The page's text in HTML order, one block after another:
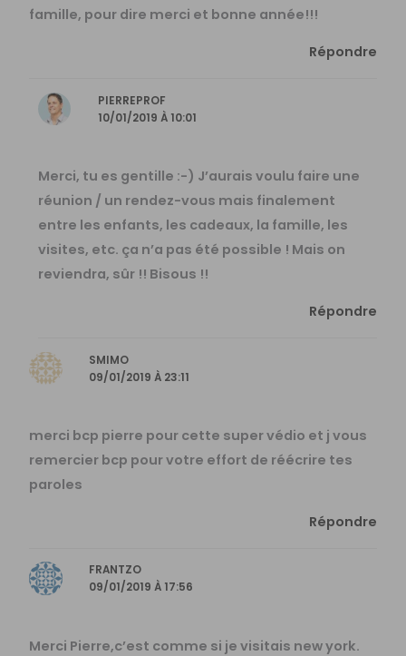
famille, pour dire merci et bonne année!!!
Répondre
PIERREPROF
10/01/2019 À 10:01
Merci, tu es gentille :-) J’aurais voulu faire une
réunion / un rendez-vous mais finalement
entre les enfants, les cadeaux, la famille, les
visites, etc. ça n’a pas été possible ! Mais on
reviendra, sûr !! Bisous !!
Répondre
SMIMO
09/01/2019 À 23:11
merci bcp pierre pour cette super védio et j vous
remercier bcp pour votre effort de réécrire tes
paroles
Répondre
FRANTZO
09/01/2019 À 17:56
Merci Pierre,c’est comme si je visitais new york.